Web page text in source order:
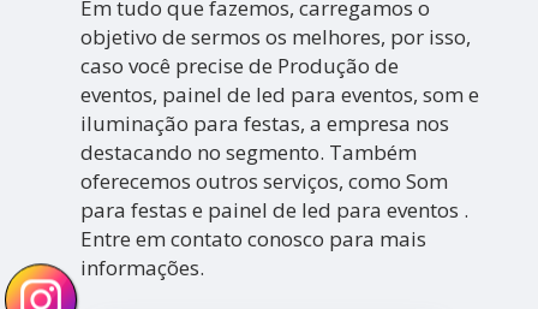
Em tudo que fazemos, carregamos o
objetivo de sermos os melhores, por isso,
caso você precise de Produção de
eventos, painel de led para eventos, som e
iluminação para festas, a empresa nos
destacando no segmento. Também
oferecemos outros serviços, como Som
para festas e painel de led para eventos .
Entre em contato conosco para mais
informações.